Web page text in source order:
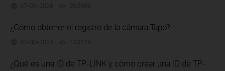
07-06-2026 262689
¿Cómo obtener el registro de la cámara Tapo?
04-30-2024 183129
¿Qué es una ID de TP-LINK y cómo crear una ID de TP-